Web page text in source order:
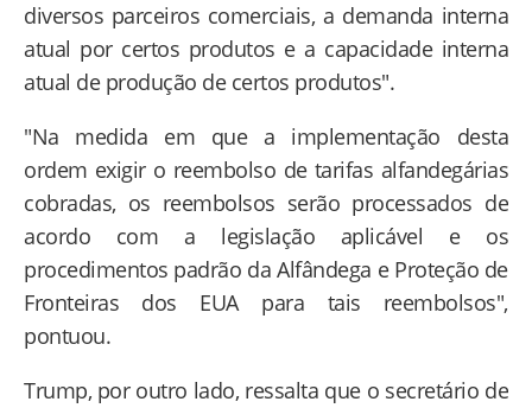
diversos parceiros comerciais, a demanda interna
atual por certos produtos e a capacidade interna
atual de produção de certos produtos".
"Na medida em que a implementação desta
ordem exigir o reembolso de tarifas alfandegárias
cobradas, os reembolsos serão processados ​​de
acordo com a legislação aplicável e os
procedimentos padrão da Alfândega e Proteção de
Fronteiras dos EUA para tais reembolsos",
pontuou.
Trump, por outro lado, ressalta que o secretário de